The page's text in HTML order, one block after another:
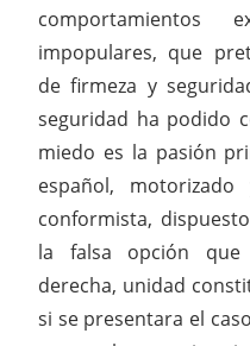
comportamientos
impopulares, que
de firmeza y
seguridad ha podido
miedo es la pasión
español,
conformista,
la falsa opción
derecha, unidad
si se presentara el